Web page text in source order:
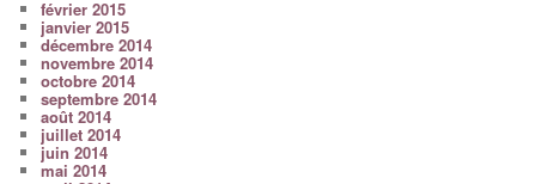
février 2015
janvier 2015
décembre 2014
novembre 2014
octobre 2014
septembre 2014
août 2014
juillet 2014
juin 2014
mai 2014